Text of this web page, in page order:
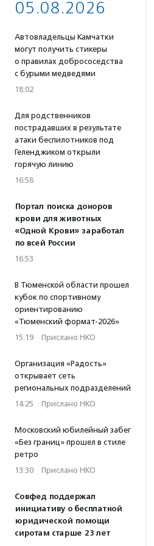
05.08.2026
Автовладельцы Камчатки
могут получить стикеры
о правилах добрососедства
с бурыми медведями
18:02
Для родственников
пострадавших в результате
атаки беспилотников под
Геленджиком открыли
горячую линию
16:58
Портал поиска доноров
крови для животных
«Одной Крови» заработал
по всей России
16:53
В Тюменской области прошел
кубок по спортивному
ориентированию
«Тюменский формат-2026»
15:19 · Прислано НКО
Организация «Радость»
открывает сеть
региональных подразделений
14:25 · Прислано НКО
Московский юбилейный забег
«Без границ» прошел в стиле
ретро
13:30 · Прислано НКО
Совфед поддержал
инициативу о бесплатной
юридической помощи
сиротам старше 23 лет